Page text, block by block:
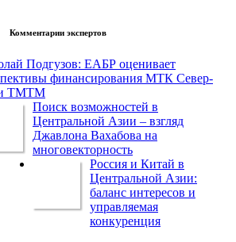
Комментарии экспертов
Подгузов: ЕАБР оценивает
финансирования МТК Север-
ТМТМ
Поиск возможностей в
Центральной Азии – взгляд
Джавлона Вахабова на
многовекторность
Россия и Китай в
Центральной Азии:
баланс интересов и
управляемая
конкуренция